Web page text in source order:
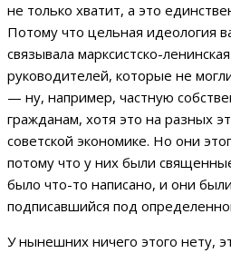
не только хватит, а это
Потому что цельная идеология
связывала марксистско-
руководителей, которые не
— ну, например, частную
гражданам, хотя это на разных
советской экономике. Но они
потому что у них были
было что-то написано, и они
подписавшийся под
У нынешних ничего этого нету,